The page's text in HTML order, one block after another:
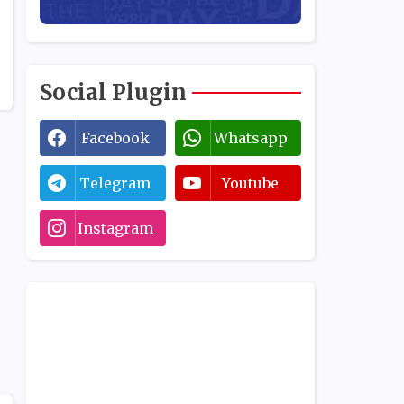
Social Plugin
Facebook Whatsapp
Telegram Youtube
Instagram